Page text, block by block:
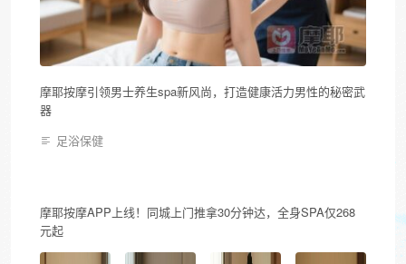
摩耶按摩引领男士养生spa新风尚，打造健康活力男性的秘密武
器
足浴保健
摩耶按摩APP上线！同城上门推拿30分钟达，全身SPA仅268
元起